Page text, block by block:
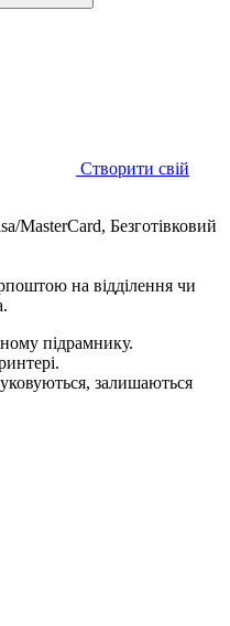
Створити свій
MasterCard, Безготівковий
на відділення чи
підрамнику.
залишаються